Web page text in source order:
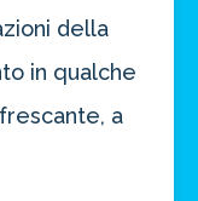
della
in qualche
a